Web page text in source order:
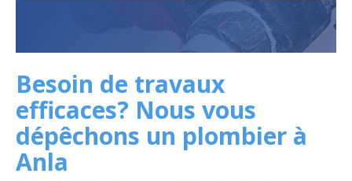
Besoin de travaux
efficaces? Nous vous
dépêchons un plombier à
Anla